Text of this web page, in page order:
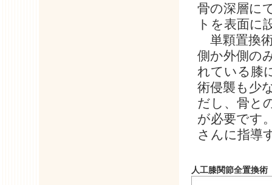
骨の深層に
トを表面に
単顆置換
側か外側の
れている膝
術侵襲も少
だし、骨と
が必要です
さんに指導
人工膝関節全置換術